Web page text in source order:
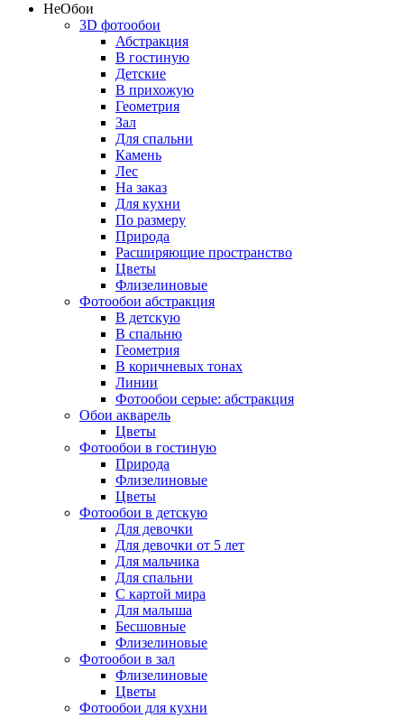
НеОбои
3D фотообои
Абстракция
В гостиную
Детские
В прихожую
Геометрия
Зал
Для спальни
Камень
Лес
На заказ
Для кухни
По размеру
Природа
Расширяющие пространство
Цветы
Флизелиновые
Фотообои абстракция
В детскую
В спальню
Геометрия
В коричневых тонах
Линии
Фотообои серые: абстракция
Обои акварель
Цветы
Фотообои в гостиную
Природа
Флизелиновые
Цветы
Фотообои в детскую
Для девочки
Для девочки от 5 лет
Для мальчика
Для спальни
С картой мира
Для малыша
Бесшовные
Флизелиновые
Фотообои в зал
Флизелиновые
Цветы
Фотообои для кухни